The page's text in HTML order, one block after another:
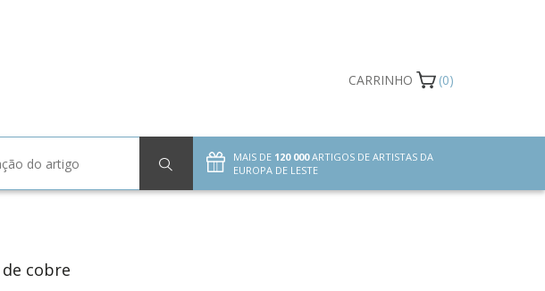
cobre
CARRINHO (0)
MAIS DE 120 000ARTIGOS DE ARTISTAS DA
EUROPA DE LESTE